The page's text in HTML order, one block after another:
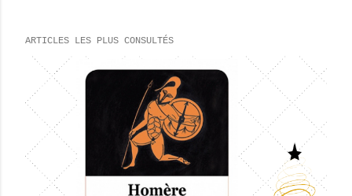
g
t
r
ARTICLES LES PLUS CONSULTÉS